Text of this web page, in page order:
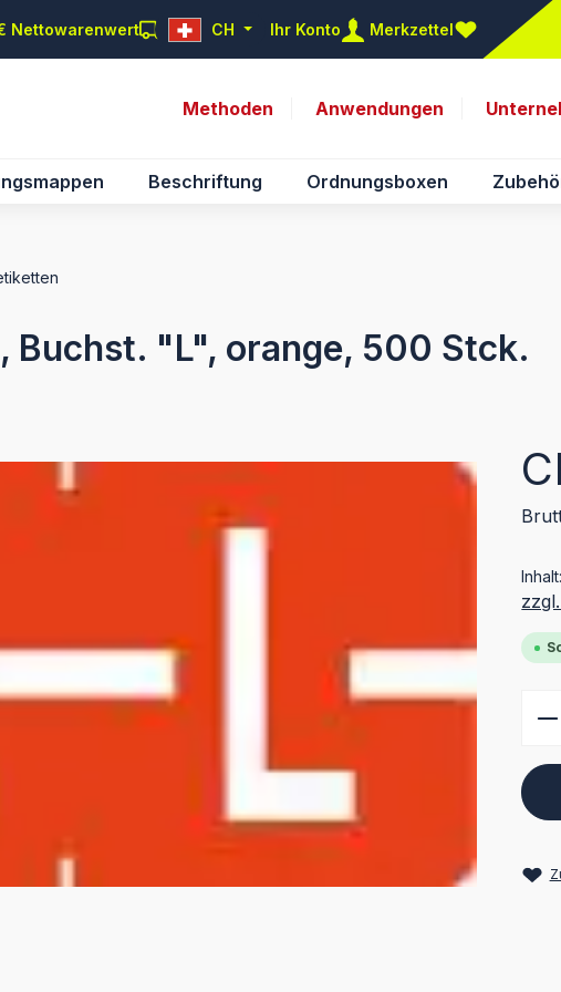
Nettowarenwert CH Ihr Konto Merkzettel
Du hast 0
Methoden Anwendungen
Beschriftung Ordnungsboxen
Buchst. "L", orange, 500 Stck.